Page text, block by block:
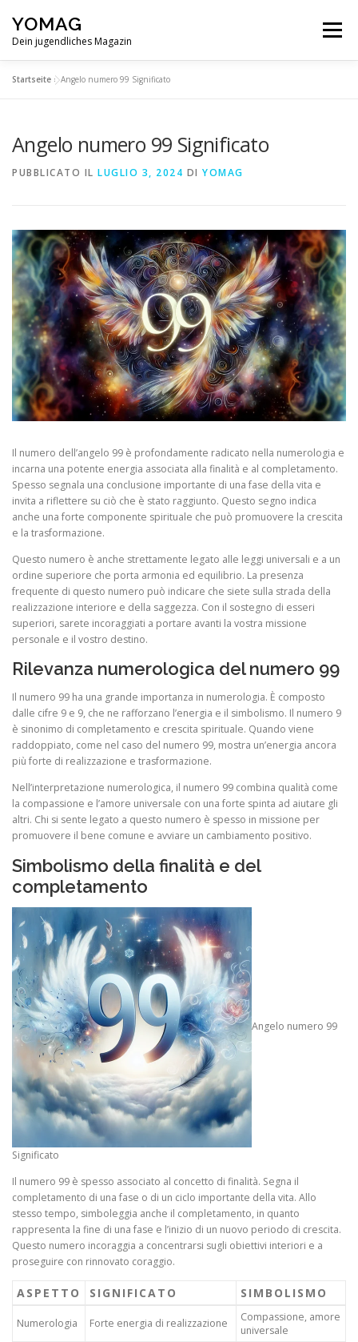
contenuto
YOMAG
Dein jugendliches Magazin
Menu
Startseite »Angelo numero 99 Significato
Angelo numero 99 Significato
PUBBLICATO IL LUGLIO 3, 2024 DI YOMAG
Il numero dell’angelo 99 è profondamente radicato nella numerologia e
incarna una potente energia associata alla finalità e al completamento.
Spesso segnala una conclusione importante di una fase della vita e
invita a riflettere su ciò che è stato raggiunto. Questo segno indica
anche una forte componente spirituale che può promuovere la crescita
e la trasformazione.
Questo numero è anche strettamente legato alle leggi universali e a un
ordine superiore che porta armonia ed equilibrio. La presenza
frequente di questo numero può indicare che siete sulla strada della
realizzazione interiore e della saggezza. Con il sostegno di esseri
superiori, sarete incoraggiati a portare avanti la vostra missione
personale e il vostro destino.
Rilevanza numerologica del numero 99
Il numero 99 ha una grande importanza in numerologia. È composto
dalle cifre 9 e 9, che ne rafforzano l’energia e il simbolismo. Il numero 9
è sinonimo di completamento e crescita spirituale. Quando viene
raddoppiato, come nel caso del numero 99, mostra un’energia ancora
più forte di realizzazione e trasformazione.
Nell’interpretazione numerologica, il numero 99 combina qualità come
la compassione e l’amore universale con una forte spinta ad aiutare gli
altri. Chi si sente legato a questo numero è spesso in missione per
promuovere il bene comune e avviare un cambiamento positivo.
Simbolismo della finalità e del
completamento
Angelo numero 99
Significato
Il numero 99 è spesso associato al concetto di finalità. Segna il
completamento di una fase o di un ciclo importante della vita. Allo
stesso tempo, simboleggia anche il completamento, in quanto
rappresenta la fine di una fase e l’inizio di un nuovo periodo di crescita.
Questo numero incoraggia a concentrarsi sugli obiettivi interiori e a
proseguire con rinnovato coraggio.
ASPETTO SIGNIFICATO SIMBOLISMO
Numerologia Forte energia di realizzazione
Compassione, amore
universale